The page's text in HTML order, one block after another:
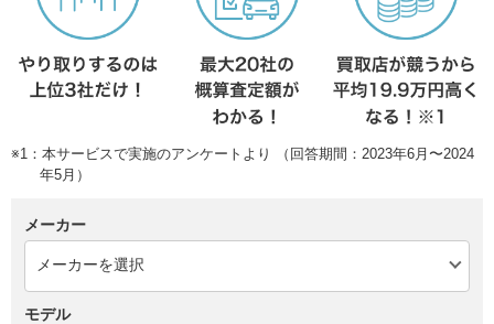
※1：本サービスで実施のアンケートより （回答期間：2023年6月〜2024
年5月）
メーカー
モデル